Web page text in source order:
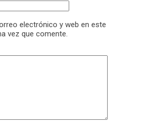
electrónico y web en este
vez que comente.